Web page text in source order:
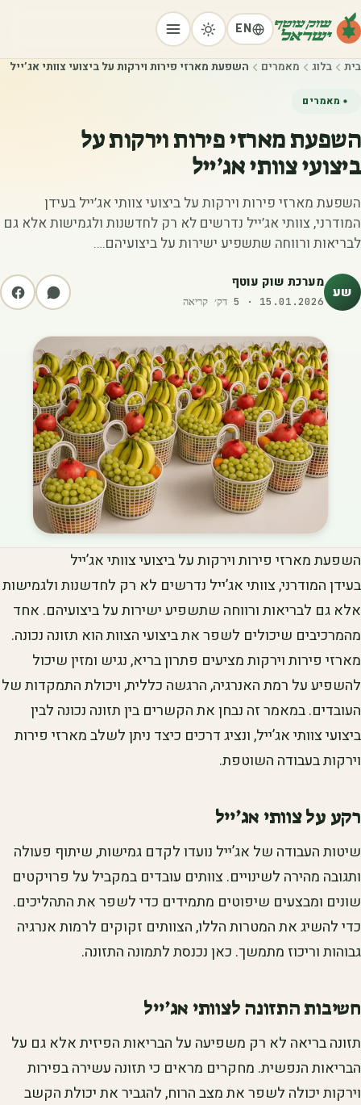
EN
בית בלוג מאמרים ‫השפעת מארזי פירות וירקות על ביצועי צוותי אג’ייל‬
מאמרים
‫השפעת מארזי פירות וירקות על
ביצועי צוותי אג’ייל‬
השפעת מארזי פירות וירקות על ביצועי צוותי אג’ייל בעידן
המודרני, צוותי אג’ייל נדרשים לא רק לחדשנות ולגמישות אלא גם
לבריאות ורווחה שתשפיע ישירות על ביצועיהם.…
שע מערכת שוק עוטף
15.01.2026
·
5 דק׳ קריאה
השפעת מארזי פירות וירקות על ביצועי צוותי אג’ייל
בעידן המודרני, צוותי אג’ייל נדרשים לא רק לחדשנות ולגמישות
אלא גם לבריאות ורווחה שתשפיע ישירות על ביצועיהם. אחד
מהמרכיבים שיכולים לשפר את ביצועי הצוות הוא תזונה נכונה.
מארזי פירות וירקות מציעים פתרון בריא, נגיש ומזין שיכול
להשפיע על רמת האנרגיה, הרגשה כללית, ויכולת התמקדות של
העובדים. במאמר זה נבחן את הקשרים בין תזונה נכונה לבין
ביצועי צוותי אג’ייל, ונציג דרכים כיצד ניתן לשלב מארזי פירות
וירקות בעבודה השוטפת.
רקע על צוותי אג’ייל
שיטות העבודה של אג’ייל נועדו לקדם גמישות, שיתוף פעולה
ותגובה מהירה לשינויים. צוותים עובדים במקביל על פרויקטים
שונים ומבצעים שיפוטים מתמידים כדי לשפר את התהליכים.
כדי להשיג את המטרות הללו, הצוותים זקוקים לרמות אנרגיה
גבוהות וריכוז מתמשך. כאן נכנסת לתמונה התזונה.
חשיבות התזונה לצוותי אג’ייל
תזונה בריאה לא רק משפיעה על הבריאות הפיזית אלא גם על
הבריאות הנפשית. מחקרים מראים כי תזונה עשירה בפירות
וירקות יכולה לשפר את מצב הרוח, להגביר את יכולת הקשב